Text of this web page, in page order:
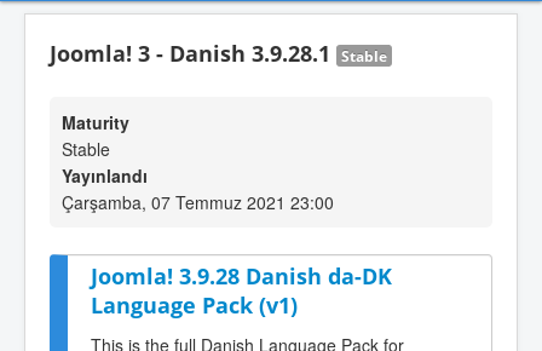
Joomla! 3 - Danish 3.9.28.1 Stable
Maturity
Stable
Yayınlandı
Çarşamba, 07 Temmuz 2021 23:00
Joomla! 3.9.28 Danish da-DK
Language Pack (v1)
This is the full Danish Language Pack for